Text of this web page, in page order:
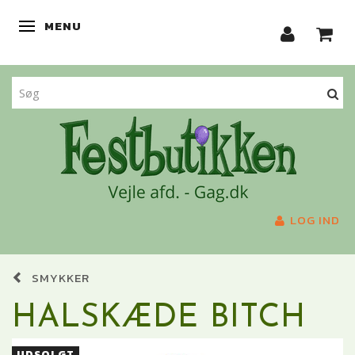
SKIFTE NAVIGATION
MENU
LOG IND
SMYKKER
HALSKÆDE BITCH